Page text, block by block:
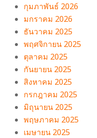
กุมภาพันธ์ 2026
มกราคม 2026
ธันวาคม 2025
พฤศจิกายน 2025
ตุลาคม 2025
กันยายน 2025
สิงหาคม 2025
กรกฎาคม 2025
มิถุนายน 2025
พฤษภาคม 2025
เมษายน 2025